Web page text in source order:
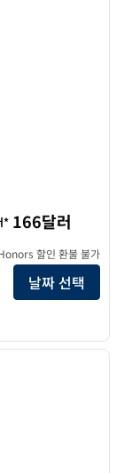
* 166달러
할인 환불 불가
날짜 선택
1/12
다음